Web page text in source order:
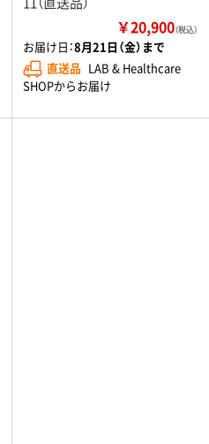
￥20,900（税込）
お届け日：8月21日（金）まで
直送品 LAB & Healthcare
SHOPからお届け